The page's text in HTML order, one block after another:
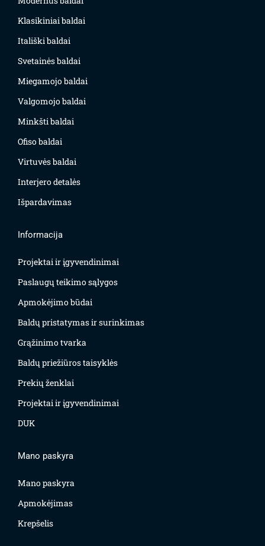
Klasikiniai baldai
Itališki baldai
Svetainės baldai
Miegamojo baldai
Valgomojo baldai
Minkšti baldai
Ofiso baldai
Virtuvės baldai
Interjero detalės
Išpardavimas
Informacija
Projektai ir įgyvendinimai
Paslaugų teikimo sąlygos
Apmokėjimo būdai
Baldų pristatymas ir surinkimas
Grąžinimo tvarka
Baldų priežiūros taisyklės
Prekių ženklai
Projektai ir įgyvendinimai
DUK
Mano paskyra
Mano paskyra
Apmokėjimas
Krepšelis